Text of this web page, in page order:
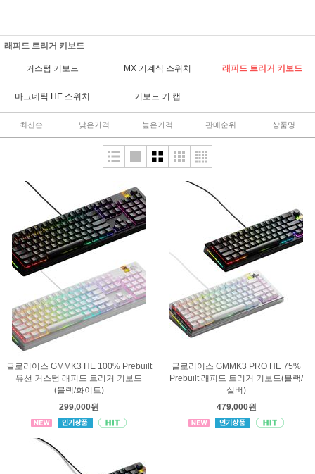
래피드 트리거 키보드
커스텀 키보드 MX 기계식 스위치 래피드 트리거 키보드
마그네틱 HE 스위치 키보드 키 캡
최신순 낮은가격 높은가격 판매순위 상품명
글로리어스 GMMK3 HE 100% Prebuilt
유선 커스텀 래피드 트리거 키보드
(블랙/화이트)
299,000원
글로리어스 GMMK3 PRO HE 75%
Prebuilt 래피드 트리거 키보드(블랙/
실버)
479,000원